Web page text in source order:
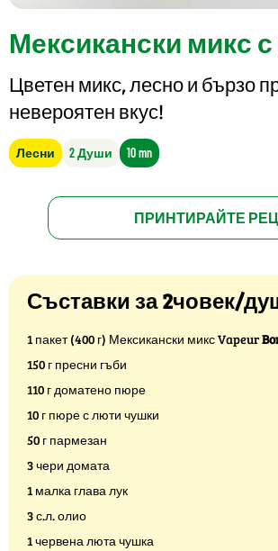
Мексикански микс
Цветен микс, лесно и бързо
невероятен вкус!
Лесни 2 Души 10 mn
ПРИНТИРАЙТЕ
Съставки за 2човек/
1 пакет (400 г) Мексикански микс Vapeur
150 г пресни гъби
110 г доматено пюре
10 г пюре с люти чушки
50 г пармезан
3 чери домата
1 малка глава лук
3 с.л. олио
1 червена люта чушка